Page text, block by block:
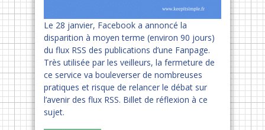
Le 28 janvier, Facebook a annoncé la
disparition à moyen terme (environ 90 jours)
du flux RSS des publications d’une Fanpage.
Très utilisée par les veilleurs, la fermeture de
ce service va bouleverser de nombreuses
pratiques et risque de relancer le débat sur
l’avenir des flux RSS. Billet de réflexion à ce
sujet.